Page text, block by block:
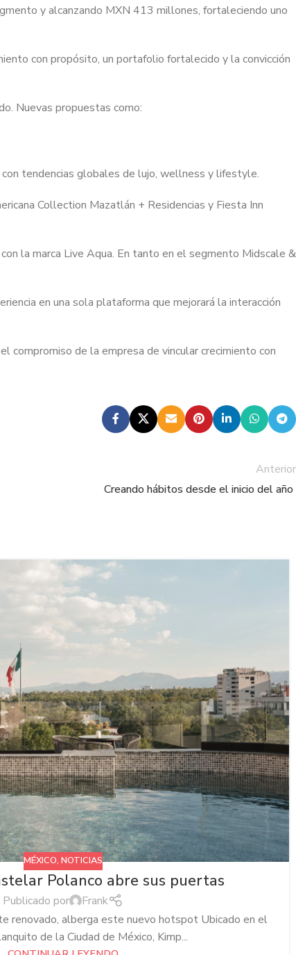
y alcanzando MXN 413 millones, fortaleciendo uno
con propósito, un portafolio fortalecido y la convicción
Nuevas propuestas como:
tendencias globales de lujo, wellness y lifestyle.
Collection Mazatlán + Residencias y Fiesta Inn
la marca Live Aqua. En tanto en el segmento Midscale &
en una sola plataforma que mejorará la interacción
compromiso de la empresa de vincular crecimiento con
Anterior
Creando hábitos desde el inicio del año
MÉXICO, NOTICIAS
Polanco abre sus puertas
Publicado por
Frank
renovado, alberga este nuevo hotspot Ubicado en el
de la Ciudad de México, Kimp...